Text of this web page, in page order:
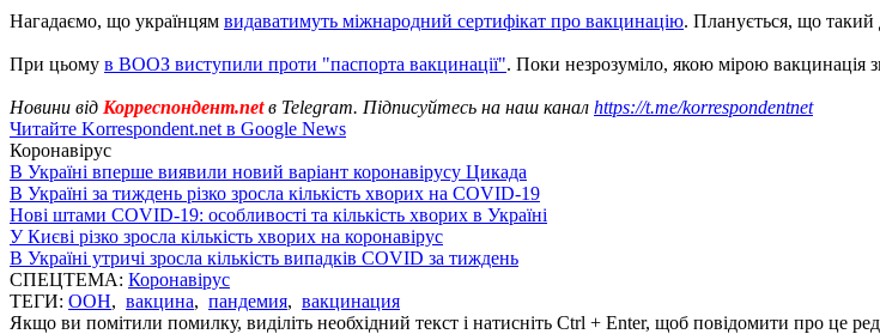
Нагадаємо, що українцям видаватимуть міжнародний сертифікат про вакцинацію. Планується, що такий
При цьому в ВООЗ виступили проти "паспорта вакцинації". Поки незрозуміло, якою мірою вакцинація
Новини від Корреспондент.netв Telegram. Підписуйтесь на наш канал https://t.me/korrespondentnet
Читайте Korrespondent.net в Google News
Коронавірус
В Україні вперше виявили новий варіант коронавірусу Цикада
В Україні за тиждень різко зросла кількість хворих на COVID-19
Нові штами COVID-19: особливості та кількість хворих в Україні
У Києві різко зросла кількість хворих на коронавірус
В Україні утричі зросла кількість випадків COVID за тиждень
СПЕЦТЕМА: Коронавірус
ТЕГИ: ООН, вакцина, пандемия, вакцинация
Якщо ви помітили помилку, виділіть необхідний текст і натисніть Ctrl + Enter, щоб повідомити про це